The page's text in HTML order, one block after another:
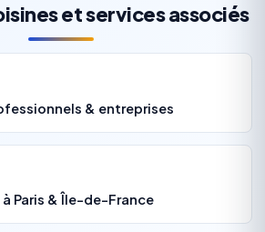
et services associés
& entreprises
Paris & Île-de-France